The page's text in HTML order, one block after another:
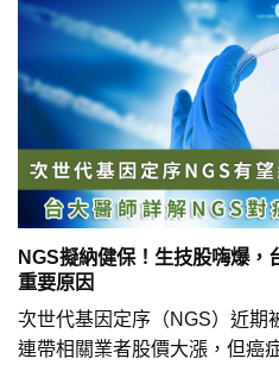
NGS擬納健保！生技股嗨爆，
重要原因
次世代基因定序（NGS）近期
連帶相關業者股價大漲，但癌